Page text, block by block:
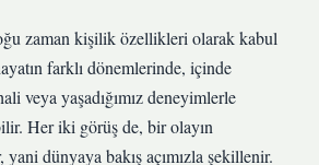
zaman kişilik özellikleri olarak kabul
farklı dönemlerinde, içinde
veya yaşadığımız deneyimlerle
Her iki görüş de, bir olayın
dünyaya bakış açımızla şekillenir.